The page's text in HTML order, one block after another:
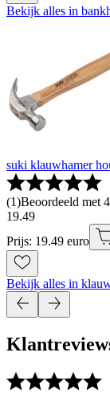
Bekijk alles in
suki klauwhamer
(1)Beoordeeld met
19.49
Prijs: 19.49 euro
Bekijk alles in